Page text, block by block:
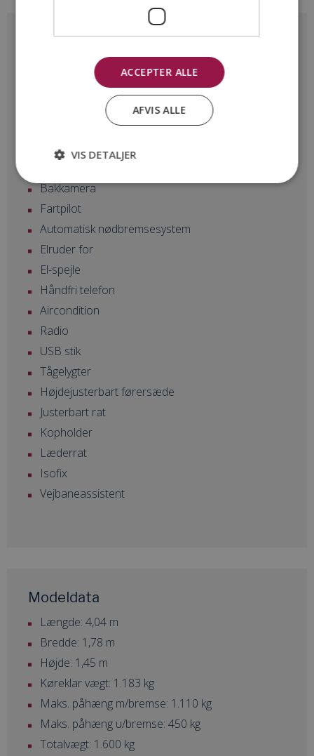
Udstyrsliste
Apple CarPlay
Sædevarme for
Bakkamera
Fartpilot
Automatisk nødbremsesystem
Elruder for
El-spejle
Håndfri telefon
Aircondition
Radio
USB stik
Tågelygter
Højdejusterbart førersæde
Justerbart rat
Kopholder
Læderrat
Isofix
Vejbaneassistent
Modeldata
Længde: 4,04 m
Bredde: 1,78 m
Højde: 1,45 m
Køreklar vægt: 1.183 kg
Maks. påhæng m/bremse: 1.110 kg
Maks. påhæng u/bremse: 450 kg
Totalvægt: 1.600 kg
ACCEPTER ALLE
AFVIS ALLE
VIS DETALJER